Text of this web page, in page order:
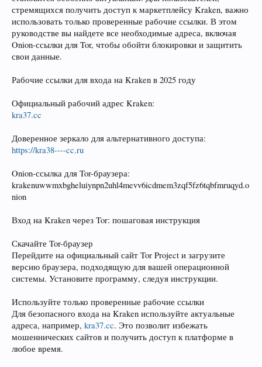
стремящихся получить доступ к маркетплейсу Kraken, важно
использовать только проверенные рабочие ссылки. В этом
руководстве вы найдете все необходимые адреса, включая
Onion-ссылки для Tor, чтобы обойти блокировки и защитить
свои данные.
Рабочие ссылки для входа на Kraken в 2025 году
Официальный рабочий адрес Kraken:
kra37.cc
Доверенное зеркало для альтернативного доступа:
https://kra38----cc.ru
Onion-ссылка для Tor-браузера:
krakenuwwmxbgheluiynpn2uhl4mevv6icdmem3zqf5fz6tqbfmruqyd.o
nion
Вход на Kraken через Tor: пошаговая инструкция
Скачайте Tor-браузер
Перейдите на официальный сайт Tor Project и загрузите
версию браузера, подходящую для вашей операционной
системы. Установите программу, следуя инструкции.
Используйте только проверенные рабочие ссылки
Для безопасного входа на Kraken используйте актуальные
адреса, например, kra37.cc. Это позволит избежать
мошеннических сайтов и получить доступ к платформе в
любое время.